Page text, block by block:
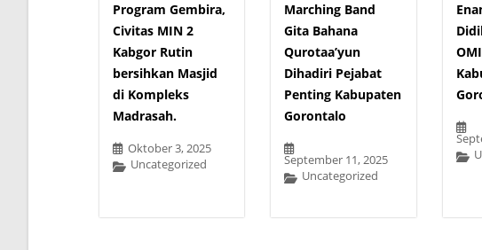
Program Gembira,
Civitas MIN 2
Kabgor Rutin
bersihkan Masjid
di Kompleks
Madrasah.
Oktober 3, 2025
Uncategorized
Marching Band
Gita Bahana
Qurotaa’yun
Dihadiri Pejabat
Penting Kabupaten
Gorontalo
September 11, 2025
Uncategorized